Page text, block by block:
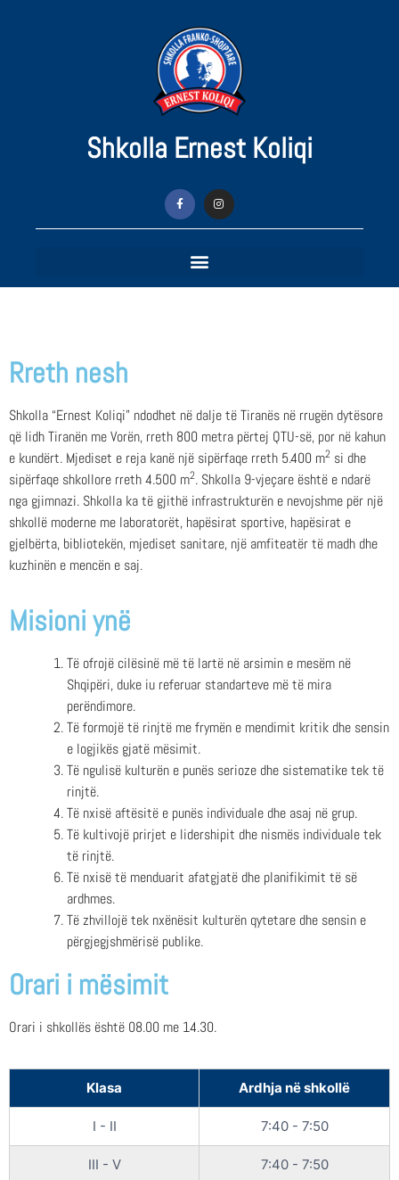
Shkolla Ernest Koliqi
Rreth nesh
Shkolla “Ernest Koliqi” ndodhet në dalje të Tiranës në rrugën dytësore
që lidh Tiranën me Vorën, rreth 800 metra përtej QTU-së, por në kahun
e kundërt. Mjediset e reja kanë një sipërfaqe rreth 5.400 m2 si dhe
sipërfaqe shkollore rreth 4.500 m2. Shkolla 9-vjeçare është e ndarë
nga gjimnazi. Shkolla ka të gjithë infrastrukturën e nevojshme për një
shkollë moderne me laboratorët, hapësirat sportive, hapësirat e
gjelbërta, bibliotekën, mjediset sanitare, një amfiteatër të madh dhe
kuzhinën e mencën e saj.
Misioni ynë
Të ofrojë cilësinë më të lartë në arsimin e mesëm në
Shqipëri, duke iu referuar standarteve më të mira
perëndimore.
Të formojë të rinjtë me frymën e mendimit kritik dhe sensin
e logjikës gjatë mësimit.
Të ngulisë kulturën e punës serioze dhe sistematike tek të
rinjtë.
Të nxisë aftësitë e punës individuale dhe asaj në grup.
Të kultivojë prirjet e lidershipit dhe nismës individuale tek
të rinjtë.
Të nxisë të menduarit afatgjatë dhe planifikimit të së
ardhmes.
Të zhvillojë tek nxënësit kulturën qytetare dhe sensin e
përgjegjshmërisë publike.
Orari i mësimit
Orari i shkollës është 08.00 me 14.30.
Klasa Ardhja në shkollë
I - II 7:40 - 7:50
III - V 7:40 - 7:50